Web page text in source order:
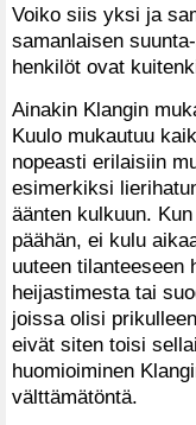
Voiko siis yksi ja
samanlaisen
henkilöt ovat
Ainakin Klangin
Kuulo mukautuu
nopeasti erilaisiin
esimerkiksi
äänten kulkuun.
päähän, ei kulu
uuteen tilanteeseen
heijastimesta tai
joissa olisi
eivät siten toisi
huomioiminen
välttämätöntä.